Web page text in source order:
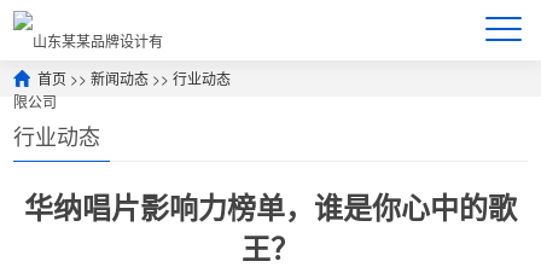
首页 >>新闻动态 >>行业动态
行业动态
华纳唱片影响力榜单，谁是你心中的歌
王？